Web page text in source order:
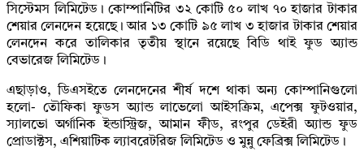
সিস্টেমস লিমিটেড। কোম্পানিটির ৩২ কোটি ৫০ লাখ ৭০ হাজার টাকার
শেয়ার লেনদেন হয়েছে। আর ১৩ কোটি ৯৫ লাখ ৩ হাজার টাকার শেয়ার
লেনদেন করে তালিকার তৃতীয় স্থানে রয়েছে বিডি থাই ফুড অ্যান্ড
বেভারেজ লিমিটেড।
এছাড়াও, ডিএসইতে লেনদেনের শীর্ষ দশে থাকা অন্য কোম্পানিগুলো
হলো- তৌফিকা ফুডস অ্যান্ড লাভেলো আইসক্রিম, এপেক্স ফুটওয়ার,
স্যালভো অর্গানিক ইন্ডাস্ট্রিজ, আমান ফীড, রংপুর ডেইরী অ্যান্ড ফুড
প্রোডাক্টস, এশিয়াটিক ল্যাবরেটরিজ লিমিটেড ও মুন্নু ফেব্রিক্স লিমিটেড।